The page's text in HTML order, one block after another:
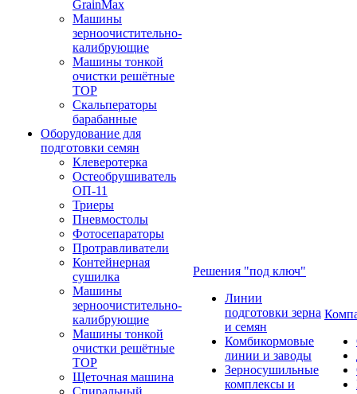
GrainMax
Машины
зерноочистительно-
калибрующие
Машины тонкой
очистки решётные
ТОР
Скальператоры
барабанные
Оборудование для
подготовки семян
Клеверотерка
Остеобрушиватель
ОП-11
Триеры
Пневмостолы
Фотосепараторы
Протравливатели
Контейнерная
сушилка
Машины
зерноочистительно-
калибрующие
Машины тонкой
очистки решётные
ТОР
Щеточная машина
Спиральный
Решения "под ключ"
Линии
подготовки зерна
и семян
Комбикормовые
линии и заводы
Зерносушильные
комплексы и